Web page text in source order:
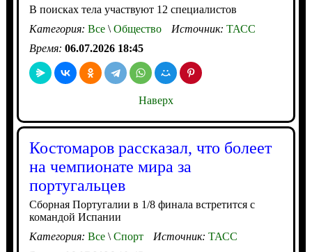
В поисках тела участвуют 12 специалистов
Категория: Все\Общество Источник: ТАСС
Время: 06.07.2026 18:45
Наверх
Костомаров рассказал, что болеет
на чемпионате мира за
португальцев
Сборная Португалии в 1/8 финала встретится с
командой Испании
Категория: Все\Спорт Источник: ТАСС